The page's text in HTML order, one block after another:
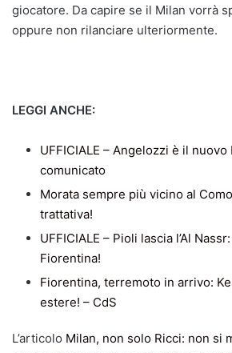
giocatore. Da capire se il Milan vorrà
oppure non rilanciare ulteriormente.
LEGGI ANCHE:
UFFICIALE – Angelozzi è il
comunicato
Morata sempre più vicino al
trattativa!
UFFICIALE – Pioli lascia l’Al
Fiorentina!
Fiorentina, terremoto in arrivo:
estere! – CdS
L’articolo Milan, non solo Ricci: non si